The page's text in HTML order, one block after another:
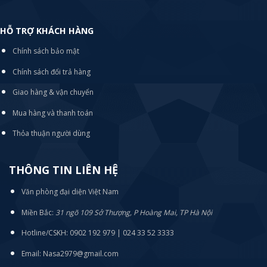
HỖ TRỢ KHÁCH HÀNG
Chính sách bảo mật
Chính sách đổi trả hàng
Giao hàng & vận chuyển
Mua hàng và thanh toán
Thỏa thuận người dùng
THÔNG TIN LIÊN HỆ
Văn phòng đại diện Việt Nam
Miền Bắc: 31 ngõ 109 Sở Thượng, P Hoàng Mai, TP Hà Nội
Hotline/CSKH: 0902 192 979 | 024 33 52 3333
Email: Nasa2979@gmail.com